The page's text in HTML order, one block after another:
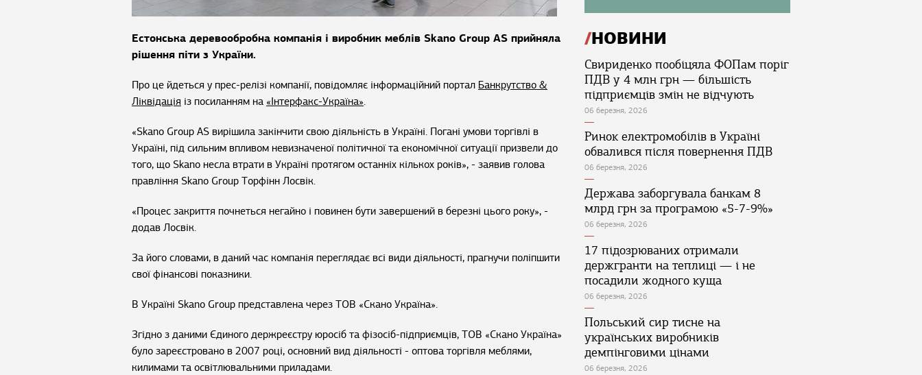
Естонська деревообробна компанія і виробник меблів Skano Group AS прийняла
рішення піти з України.
Про це йдеться у прес-релізі компанії, повідомляє інформаційний портал Банкрутство &
Ліквідація із посиланням на «Інтерфакс-Україна».
«Skano Group AS вирішила закінчити свою діяльність в Україні. Погані умови торгівлі в
Україні, під сильним впливом невизначеної політичної та економічної ситуації призвели до
того, що Skano несла втрати в Україні протягом останніх кількох років», - заявив голова
правління Skano Group Торфінн Лосвік.
«Процес закриття почнеться негайно і повинен бути завершений в березні цього року», -
додав Лосвік.
За його словами, в даний час компанія переглядає всі види діяльності, прагнучи поліпшити
свої фінансові показники.
В Україні Skano Group представлена через ТОВ «Скано Україна».
Згідно з даними Єдиного держреєстру юросіб та фізосіб-підприємців, ТОВ «Скано Україна»
було зареєстровано в 2007 році, основний вид діяльності - оптова торгівля меблями,
килимами та освітлювальними приладами.
НОВИНИ
Свириденко пообіцяла ФОПам поріг
ПДВ у 4 млн грн — більшість
підприємців змін не відчують
06 березня, 2026
Ринок електромобілів в Україні
обвалився після повернення ПДВ
06 березня, 2026
Держава заборгувала банкам 8
млрд грн за програмою «5-7-9%»
06 березня, 2026
17 підозрюваних отримали
держгранти на теплиці — і не
посадили жодного куща
06 березня, 2026
Польський сир тисне на
українських виробників
демпінговими цінами
06 березня, 2026